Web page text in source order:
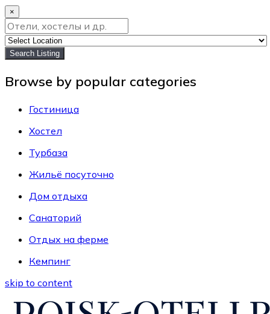
×
Search Listing
Browse by popular categories
Гостиница
Хостел
Турбаза
Жильё посуточно
Дом отдыха
Санаторий
Отдых на ферме
Кемпинг
skip to content